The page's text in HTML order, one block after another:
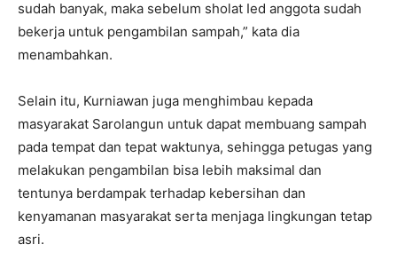
sudah banyak, maka sebelum sholat Ied anggota sudah
bekerja untuk pengambilan sampah,” kata dia
menambahkan.
Selain itu, Kurniawan juga menghimbau kepada
masyarakat Sarolangun untuk dapat membuang sampah
pada tempat dan tepat waktunya, sehingga petugas yang
melakukan pengambilan bisa lebih maksimal dan
tentunya berdampak terhadap kebersihan dan
kenyamanan masyarakat serta menjaga lingkungan tetap
asri.